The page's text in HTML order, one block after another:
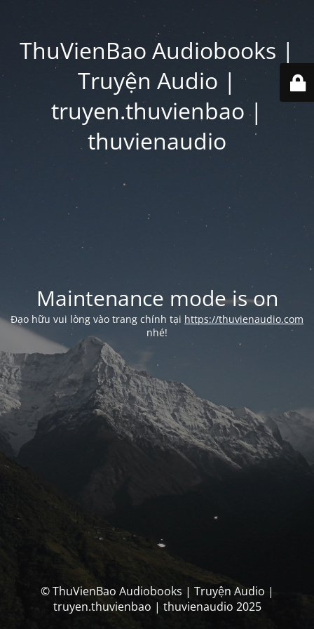
ThuVienBao Audiobooks |
Truyện Audio |
truyen.thuvienbao |
thuvienaudio
Maintenance mode is on
Đạo hữu vui lòng vào trang chính tại https://thuvienaudio.com
nhé!
© ThuVienBao Audiobooks | Truyện Audio |
truyen.thuvienbao | thuvienaudio 2025